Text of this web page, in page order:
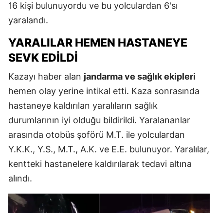
16 kişi bulunuyordu ve bu yolculardan 6'sı
yaralandı.
YARALILAR HEMEN HASTANEYE
SEVK EDILDI
Kazayı haber alan jandarma ve sağlık ekipleri
hemen olay yerine intikal etti. Kaza sonrasında
hastaneye kaldırılan yaralıların sağlık
durumlarının iyi olduğu bildirildi. Yaralananlar
arasında otobüs şoförü M.T. ile yolculardan
Y.K.K., Y.S., M.T., A.K. ve E.E. bulunuyor. Yaralılar,
kentteki hastanelere kaldırılarak tedavi altına
alındı.